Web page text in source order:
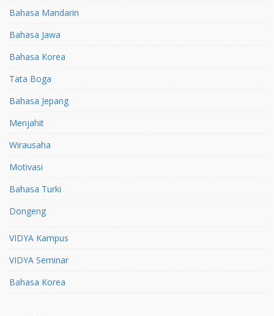
Bahasa Mandarin
Bahasa Jawa
Bahasa Korea
Tata Boga
Bahasa Jepang
Menjahit
Wirausaha
Motivasi
Bahasa Turki
Dongeng
VIDYA Kampus
VIDYA Seminar
Bahasa Korea